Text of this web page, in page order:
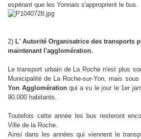
espérant que les Yonnais s'approprient le bus.
2) L' Autorité Organisatrice des transports
maintenant l'agglomération.
Le transport urbain de La Roche n'est plus
Municipalité de La Roche-sur-Yon, mais
Yon Agglomérationqui a vu le jour le 1er
90.000 habitants.
Toutefois cette année les bus resteront
Ville de la Roche.
Ainsi dans les années qui viennent le